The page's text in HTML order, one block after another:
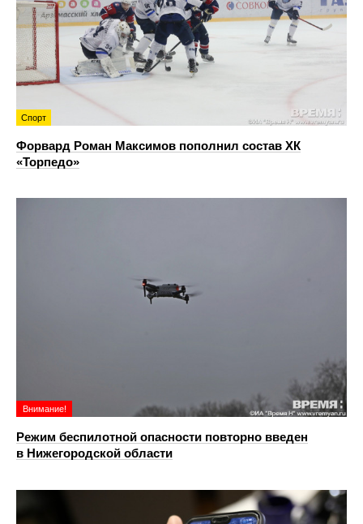
Спорт
Форвард Роман Максимов пополнил состав ХК
«Торпедо»
Внимание!
Режим беспилотной опасности повторно введен
в Нижегородской области